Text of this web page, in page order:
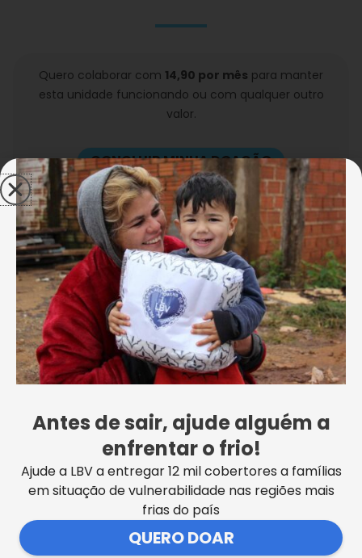
Quero colaborar com 14,90 por mês para manter
esta unidade funcionando ou com qualquer outro
valor.
CONCLUIR MINHA DOAÇÃO
A LBV ampara, desde junho de 1966, famílias
francanas com atividades que despertam o
crescimento e a participação em sociedade,
oferecendo um local seguro, de qualidade e com
profissionais capacitados.
>Centro Comunitário de Assistência Social José
de Paiva Netto, da LBV:Rua Torquato Caleiro, 915 –
Franca/SP
Centro Comunitário de Assistência Social José de Paiva
Netto
Antes de sair, ajude alguém a
enfrentar o frio!
Ajude a LBV a entregar 12 mil cobertores a famílias
em situação de vulnerabilidade nas regiões mais
frias do país
QUERO DOAR